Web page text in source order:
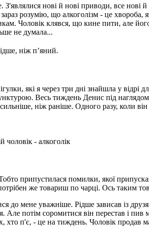
нові й нові приводи, все
розумію, що алкоголізм - це
Чоловік клявся, що кине пити, але
не думала...
ніж п’яний.
які я через три дні знайшла у відрі
Весь тиждень Денис під
ніж раніше. Одного разу, коли
чоловік - алкоголік
припустилася помилки, якої
же товариш по чарці. Ось таким
до мене уважніше. Рідше зависав із
потім соромитися він перестав і
хто п'є, - це на тиждень. Чоловік продав